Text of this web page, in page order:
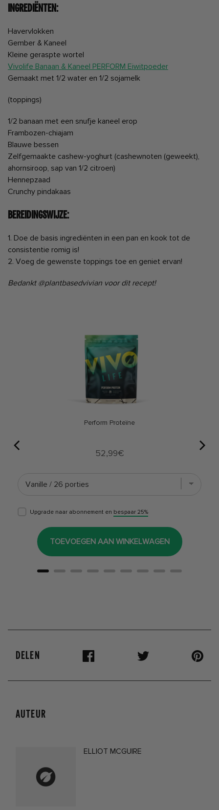
Ingrediënten:
Havervlokken
Gember & Kaneel
Kleine geraspte wortel
Vivolife Banaan & Kaneel PERFORM Eiwitpoeder
Gemaakt met 1/2 water en 1/2 sojamelk
(toppings)
1/2 banaan met een snufje kaneel erop
Frambozen-chiajam
Blauwe bessen
Zelfgemaakte cashew-yoghurt (cashewnoten (geweekt),
ahornsiroop, sap van 1/2 citroen)
Hennepzaad
Crunchy pindakaas
Bereidingswijze:
1. Doe de basis ingrediënten in een pan en kook tot de
consistentie romig is!
2. Voeg de gewenste toppings toe en geniet ervan!
Bedankt @plantbasedvivian voor dit recept!
Perform Proteïne
Price
52,99€
Upgrade naar abonnement en bespaar 25%
TOEVOEGEN AAN WINKELWAGEN
DELEN
AUTEUR
ELLIOT MCGUIRE